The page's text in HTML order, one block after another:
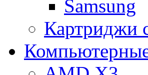
Samsung
Картриджи